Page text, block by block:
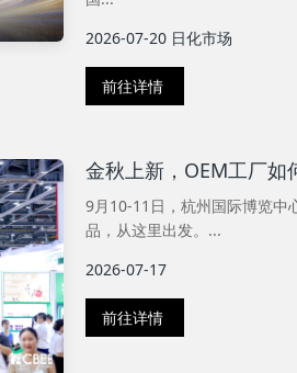
2026-07-20 日化市场
前往详情
金秋上新，OEM工厂如
9月10-11日，杭州国际博览中
品，从这里出发。...
2026-07-17
前往详情